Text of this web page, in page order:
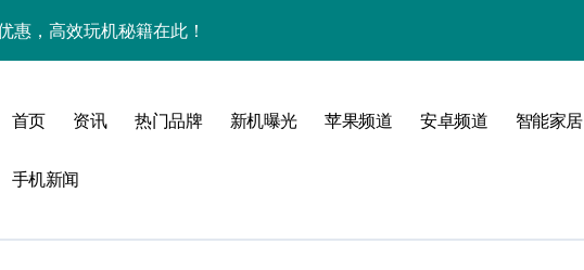
惠，高效玩机秘籍在此！
手机管家带你揭秘惊艳新亮点！
科技亮点全揭秘！
爆登场
秒杀全场！
首页 资讯 热门品牌 新机曝光 苹果频道 安卓频道 智能家居
手机新闻